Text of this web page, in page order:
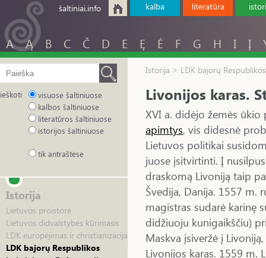
šaltiniai.info kalba literatūra
A Ą B C Č D E Ę Ė F G H I Į
ieškoti
visuose šaltiniuose
kalbos šaltiniuose
literatūros šaltiniuose
istorijos šaltiniuose
tik antraštėse
Istorija
Lietuvos proistorė
Lietuvos didvalstybės kūrimasis
LDK europėjimas ir christianizacija
LDK bajorų Respublikos
Istorija > LDK bajorų
Livonijos karas.
XVI a. didėjo žemės
apimtys, vis didesnė
Lietuvos politikai
juose įsitvirtinti. Į
draskomą Livoniją taip
Švedija, Danija. 1557 m.
magistras sudarė karinę
didžiuoju kunigaikščiu)
Maskva įsiveržė į
Livonijos karas. 1559 m.